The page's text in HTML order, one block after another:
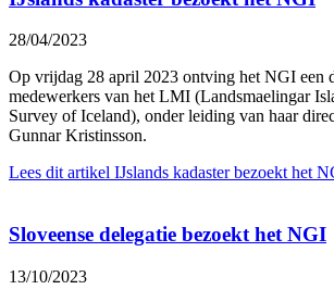
28/04/2023
Op vrijdag 28 april 2023 ontving het NGI een
medewerkers van het LMI (Landsmaelingar
Survey of Iceland), onder leiding van haar
Gunnar Kristinsson.
Lees dit artikel IJslands kadaster bezoekt het
Sloveense delegatie bezoekt het NGI
13/10/2023